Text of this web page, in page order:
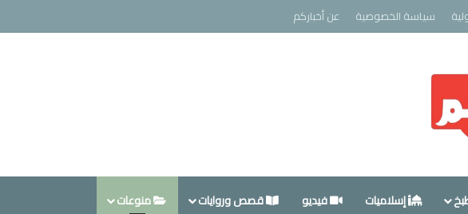
سياسة الخصوصية عن أخباركم
إسلاميات فيديو قصص وروايات منوعات